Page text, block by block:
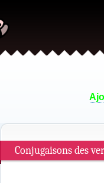
Conjugaisons des